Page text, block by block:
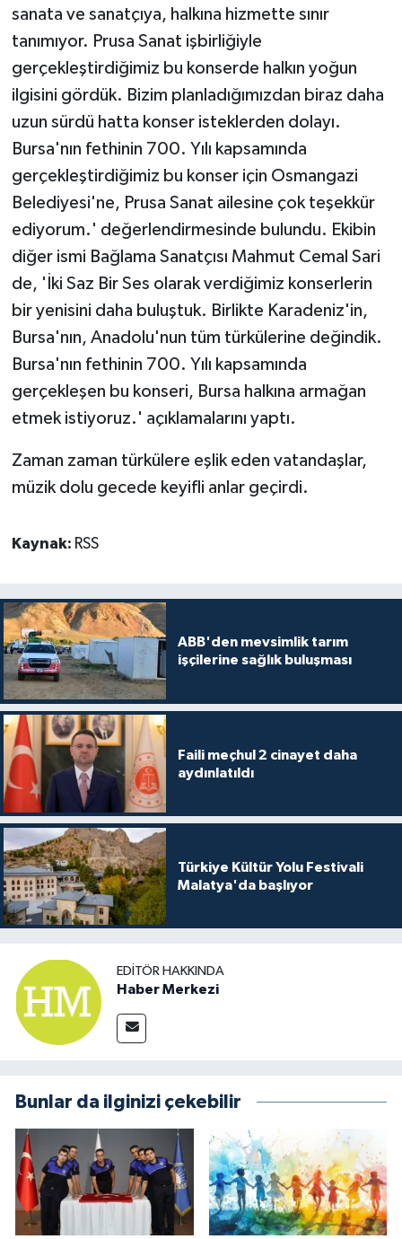
sanata ve sanatçıya, halkına hizmette sınır
tanımıyor. Prusa Sanat işbirliğiyle
gerçekleştirdiğimiz bu konserde halkın yoğun
ilgisini gördük. Bizim planladığımızdan biraz daha
uzun sürdü hatta konser isteklerden dolayı.
Bursa'nın fethinin 700. Yılı kapsamında
gerçekleştirdiğimiz bu konser için Osmangazi
Belediyesi'ne, Prusa Sanat ailesine çok teşekkür
ediyorum.' değerlendirmesinde bulundu. Ekibin
diğer ismi Bağlama Sanatçısı Mahmut Cemal Sari
de, 'İki Saz Bir Ses olarak verdiğimiz konserlerin
bir yenisini daha buluştuk. Birlikte Karadeniz'in,
Bursa'nın, Anadolu'nun tüm türkülerine değindik.
Bursa'nın fethinin 700. Yılı kapsamında
gerçekleşen bu konseri, Bursa halkına armağan
etmek istiyoruz.' açıklamalarını yaptı.
Zaman zaman türkülere eşlik eden vatandaşlar,
müzik dolu gecede keyifli anlar geçirdi.
Kaynak: RSS
ABB'den mevsimlik tarım
işçilerine sağlık buluşması
Faili meçhul 2 cinayet daha
aydınlatıldı
Türkiye Kültür Yolu Festivali
Malatya'da başlıyor
EDITÖR HAKKINDA
Haber Merkezi
Bunlar da ilginizi çekebilir